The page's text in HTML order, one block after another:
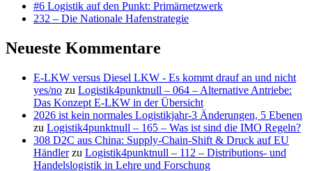
#6 Logistik auf den Punkt: Primärnetzwerk
232 – Die Nationale Hafenstrategie
Neueste Kommentare
E-LKW versus Diesel LKW - Es kommt drauf an und nicht
yes/no zu Logistik4punktnull – 064 – Alternative Antriebe:
Das Konzept E-LKW in der Übersicht
2026 ist kein normales Logistikjahr-3 Änderungen, 5 Ebenen
zu Logistik4punktnull – 165 – Was ist sind die IMO Regeln?
308 D2C aus China: Supply-Chain-Shift & Druck auf EU
Händlerzu Logistik4punktnull – 112 – Distributions- und
Handelslogistik in Lehre und Forschung